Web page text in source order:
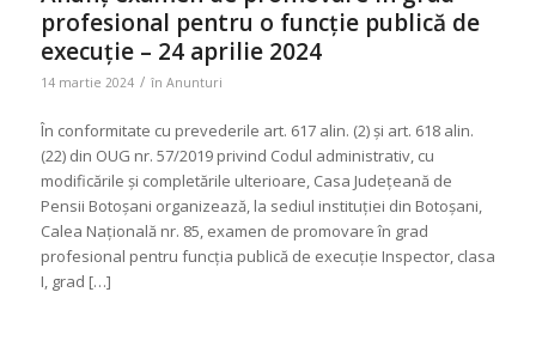
profesional pentru o funcție publică de
execuție – 24 aprilie 2024
14 martie 2024 / în Anunturi
În conformitate cu prevederile art. 617 alin. (2) și art. 618 alin.
(22) din OUG nr. 57/2019 privind Codul administrativ, cu
modificările și completările ulterioare, Casa Județeană de
Pensii Botoșani organizează, la sediul instituției din Botoșani,
Calea Națională nr. 85, examen de promovare în grad
profesional pentru funcția publică de execuție Inspector, clasa
I, grad […]